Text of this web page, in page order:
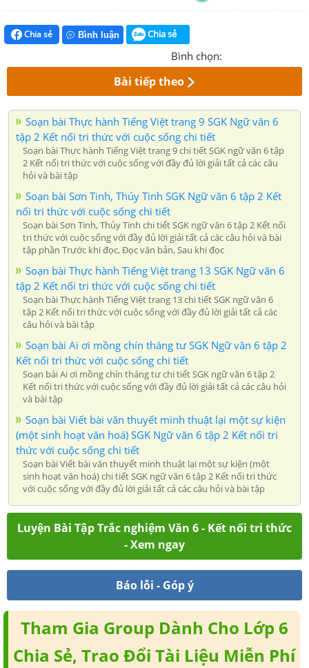
Chia sẻ Bình luận Chia sẻ
Bình chọn:
Bài tiếp theo
Soạn bài Thực hành Tiếng Việt trang 9 SGK Ngữ văn 6
tập 2 Kết nối tri thức với cuộc sống chi tiết
Soạn bài Thực hành Tiếng Việt trang 9 chi tiết SGK ngữ văn 6 tập
2 Kết nối tri thức với cuộc sống với đầy đủ lời giải tất cả các câu
hỏi và bài tập
Soạn bài Sơn Tinh, Thủy Tinh SGK Ngữ văn 6 tập 2 Kết
nối tri thức với cuộc sống chi tiết
Soạn bài Sơn Tinh, Thủy Tinh chi tiết SGK ngữ văn 6 tập 2 Kết nối
tri thức với cuộc sống với đầy đủ lời giải tất cả các câu hỏi và bài
tập phần Trước khi đọc, Đọc văn bản, Sau khi đọc
Soạn bài Thực hành Tiếng Việt trang 13 SGK Ngữ văn 6
tập 2 Kết nối tri thức với cuộc sống chi tiết
Soạn bài Thực hành Tiếng Việt trang 13 chi tiết SGK ngữ văn 6
tập 2 Kết nối tri thức với cuộc sống với đầy đủ lời giải tất cả các
câu hỏi và bài tập
Soạn bài Ai ơi mồng chín tháng tư SGK Ngữ văn 6 tập 2
Kết nối tri thức với cuộc sống chi tiết
Soạn bài Ai ơi mồng chín tháng tư chi tiết SGK ngữ văn 6 tập 2
Kết nối tri thức với cuộc sống với đầy đủ lời giải tất cả các câu hỏi
và bài tập
Soạn bài Viết bài văn thuyết minh thuật lại một sự kiện
(một sinh hoạt văn hoá) SGK Ngữ văn 6 tập 2 Kết nối tri
thức với cuộc sống chi tiết
Soạn bài Viết bài văn thuyết minh thuật lại một sự kiện (một
sinh hoạt văn hoá) chi tiết SGK ngữ văn 6 tập 2 Kết nối tri thức
với cuộc sống với đầy đủ lời giải tất cả các câu hỏi và bài tập
Luyện Bài Tập Trắc nghiệm Văn 6 - Kết nối tri thức
- Xem ngay
Báo lỗi - Góp ý
Tham Gia Group Dành Cho Lớp 6
Chia Sẻ, Trao Đổi Tài Liệu Miễn Phí